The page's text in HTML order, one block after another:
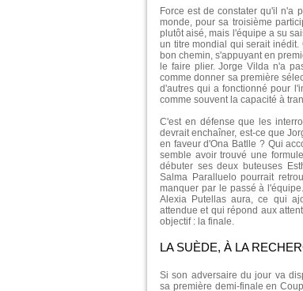
Force est de constater qu'il n'a
monde, pour sa troisième
plutôt aisé, mais l'équipe a su
un titre mondial qui serait
bon chemin, s'appuyant en
le faire plier. Jorge Vilda n'a
comme donner sa première
d'autres qui a fonctionné pour
comme souvent la capacité à
C'est en défense que les
devrait enchaîner, est-ce que
en faveur d'Ona Batlle ? Qui
semble avoir trouvé une
débuter ses deux buteuses
Salma Paralluelo pourrait
manquer par le passé à
Alexia Putellas aura, ce qui
attendue et qui répond aux
objectif : la finale.
LA SUÈDE, À LA
Si son adversaire du jour va
sa première demi-finale en